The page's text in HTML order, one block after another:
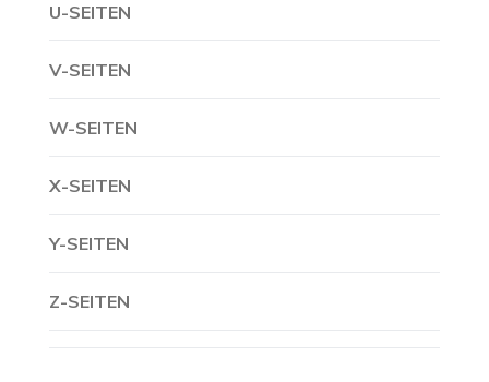
U-SEITEN
V-SEITEN
W-SEITEN
X-SEITEN
Y-SEITEN
Z-SEITEN